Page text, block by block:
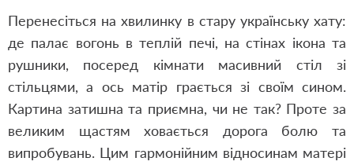
Перенесіться на хвилинку в стару українську хату:
де палає вогонь в теплій печі, на стінах ікона та
рушники, посеред кімнати масивний стіл зі
стільцями, а ось матір грається зі своїм сином.
Картина затишна та приємна, чи не так? Проте за
великим щастям ховається дорога болю та
випробувань. Цим гармонійним відносинам матері